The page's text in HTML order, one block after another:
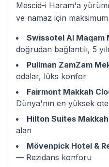
Mescid-i Haram'a
ve namaz için
Swissotel Al Maqam
doğrudan bağlantılı, 5
Pullman ZamZam
odalar, lüks konfor
Fairmont Makkah
Dünya'nın en yüksek
Hilton Suites Makkah
alan
Mövenpick Hotel &
— Rezidans konforu